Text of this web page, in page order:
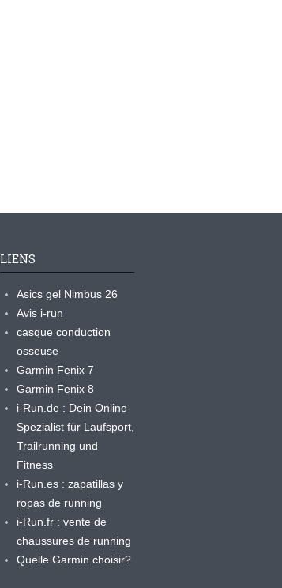
LIENS
Asics gel Nimbus 26
Avis i-run
casque conduction
osseuse
Garmin Fenix 7
Garmin Fenix 8
i-Run.de : Dein Online-
Spezialist für Laufsport,
Trailrunning und
Fitness
i-Run.es : zapatillas y
ropas de running
i-Run.fr : vente de
chaussures de running
Quelle Garmin choisir?